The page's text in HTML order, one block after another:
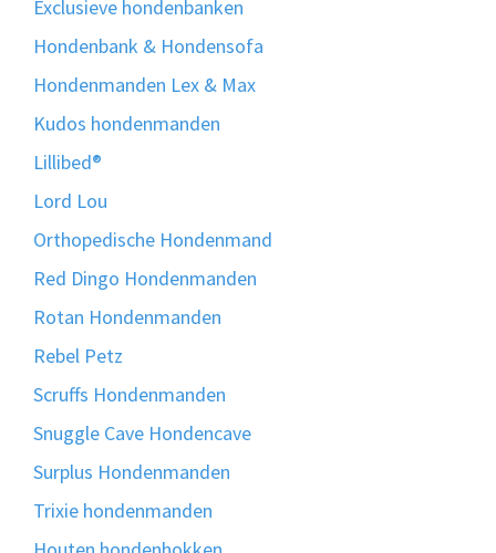
Exclusieve hondenbanken
Hondenbank & Hondensofa
Hondenmanden Lex & Max
Kudos hondenmanden
Lillibed®
Lord Lou
Orthopedische Hondenmand
Red Dingo Hondenmanden
Rotan Hondenmanden
Rebel Petz
Scruffs Hondenmanden
Snuggle Cave Hondencave
Surplus Hondenmanden
Trixie hondenmanden